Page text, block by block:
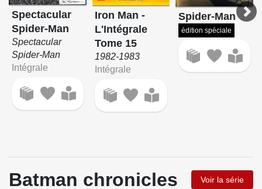
Spectacular
Spider-Man
Spectacular
Spider-Man
Intégrale
Iron Man -
L'Intégrale
Tome 15
1982-1983
Intégrale
Spider-Man
édition spéciale
Batman chronicles Voir la série